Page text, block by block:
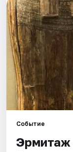
Выставки
Квесты
Экскурсии
Спорт
События
Города
Событие
Эрмитаж